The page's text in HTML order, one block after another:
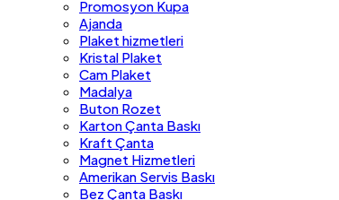
Promosyon Kupa
Ajanda
Plaket hizmetleri
Kristal Plaket
Cam Plaket
Madalya
Buton Rozet
Karton Çanta Baskı
Kraft Çanta
Magnet Hizmetleri
Amerikan Servis Baskı
Bez Çanta Baskı